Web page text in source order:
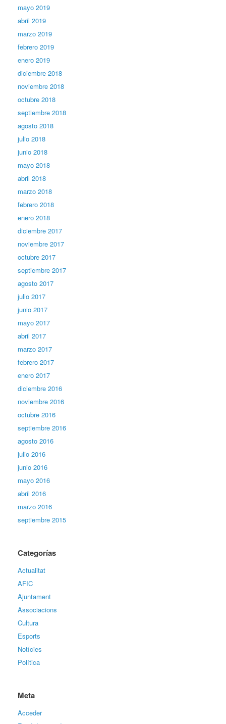
mayo 2019
abril 2019
marzo 2019
febrero 2019
enero 2019
diciembre 2018
noviembre 2018
octubre 2018
septiembre 2018
agosto 2018
julio 2018
junio 2018
mayo 2018
abril 2018
marzo 2018
febrero 2018
enero 2018
diciembre 2017
noviembre 2017
octubre 2017
septiembre 2017
agosto 2017
julio 2017
junio 2017
mayo 2017
abril 2017
marzo 2017
febrero 2017
enero 2017
diciembre 2016
noviembre 2016
octubre 2016
septiembre 2016
agosto 2016
julio 2016
junio 2016
mayo 2016
abril 2016
marzo 2016
septiembre 2015
Categorías
Actualitat
AFIC
Ajuntament
Associacions
Cultura
Esports
Notícies
Política
Meta
Acceder